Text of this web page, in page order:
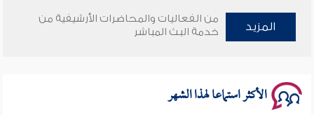
وأمنهم من خوف 9
المزيد
من الفعاليات والمحاضرات الأرشيفية من
خدمة البث المباشر
الأكثر استماعا لهذا الشهر